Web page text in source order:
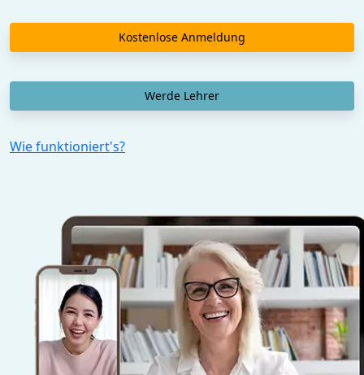
Kostenlose Anmeldung
Werde Lehrer
Wie funktioniert's?